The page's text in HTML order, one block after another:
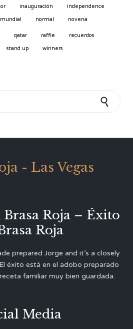
inauguración
independence
mundial normal novena
qatar raffle
recuerdos
stand up winners
- Las Vegas
Brasa Roja – Éxito
Roja
prepared Jorge and it’s a closely
éxito está en el adobo preparado
familiar muy bien guardada.
Media